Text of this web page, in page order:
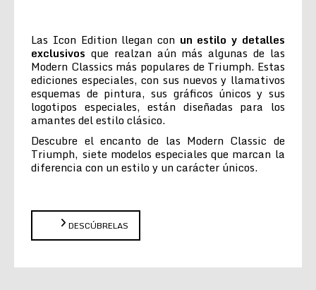
Las Icon Edition llegan con un estilo y detalles
exclusivos que realzan aún más algunas de las
Modern Classics más populares de Triumph. Estas
ediciones especiales, con sus nuevos y llamativos
esquemas de pintura, sus gráficos únicos y sus
logotipos especiales, están diseñadas para los
amantes del estilo clásico.
Descubre el encanto de las Modern Classic de
Triumph, siete modelos especiales que marcan la
diferencia con un estilo y un carácter únicos.
DESCÚBRELAS